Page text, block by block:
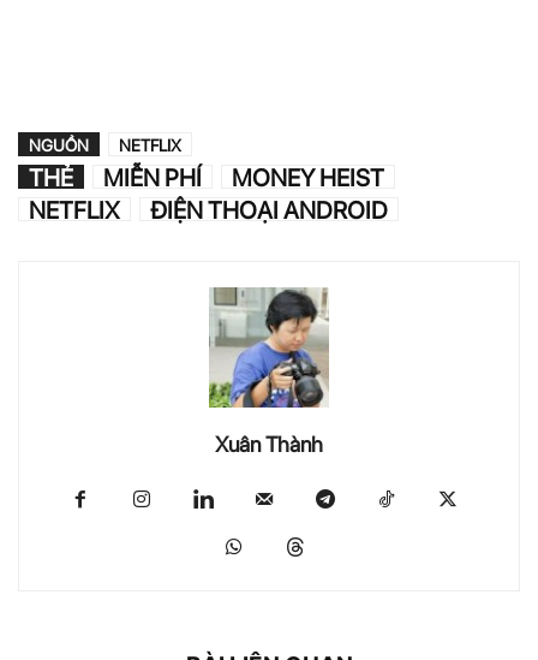
NGUỒN NETFLIX
THẺ MIỄN PHÍ
MONEY HEIST
NETFLIX
ĐIỆN THOẠI ANDROID
Xuân Thành